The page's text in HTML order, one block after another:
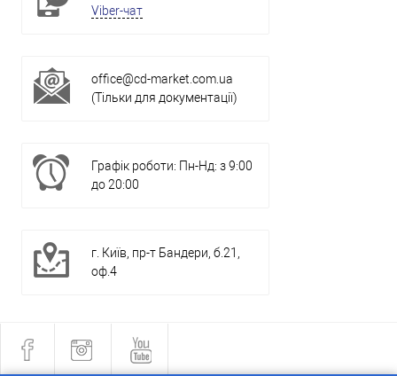
Viber-чат
office@cd-market.com.ua
(Тільки для документації)
Графік роботи: Пн-Нд: з 9:00
до 20:00
г. Київ, пр-т Бандери, б.21,
оф.4